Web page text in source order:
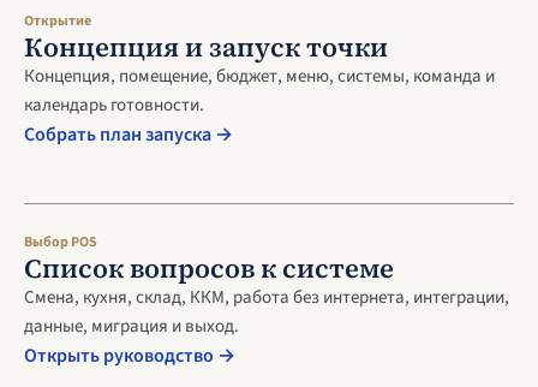
Открытие
Концепция и запуск точки
Концепция, помещение, бюджет, меню, системы, команда и
календарь готовности.
Собрать план запуска →
Выбор POS
Список вопросов к системе
Смена, кухня, склад, ККМ, работа без интернета, интеграции,
данные, миграция и выход.
Открыть руководство →